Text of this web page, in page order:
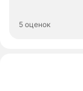
5 оценок